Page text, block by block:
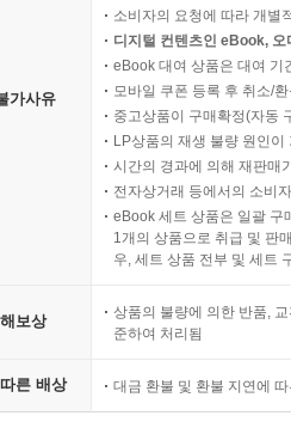
가사유
소비자의 요청에 따라 개별
디지털 컨텐츠인 eBook,
eBook 대여 상품은 대여 기
모바일 쿠폰 등록 후 취소/
중고상품이 구매확정(자동
LP상품의 재생 불량 원인
시간의 경과에 의해 재판매
전자상거래 등에서의 소비
eBook 세트 상품은 일괄 구
1개의 상품으로 취급 및 판
우, 세트 상품 전부 및 세트
보상
상품의 불량에 의한 반품,
준하여 처리됨
른 배상 대금 환불 및 환불 지연에